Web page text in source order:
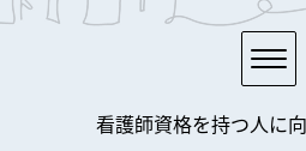
サイトポリ
看護師資格を持つ人に